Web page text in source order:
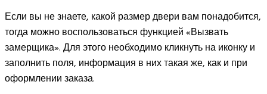
Если вы не знаете, какой размер двери вам понадобится,
тогда можно воспользоваться функцией «Вызвать
замерщика». Для этого необходимо кликнуть на иконку и
заполнить поля, информация в них такая же, как и при
оформлении заказа.